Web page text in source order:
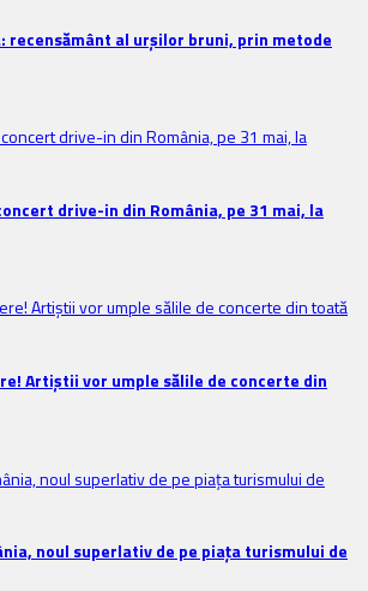
recensământ al urșilor bruni, prin metode
drive-in din România, pe 31 mai, la
Artiștii vor umple sălile de concerte din
noul superlativ de pe piața turismului de